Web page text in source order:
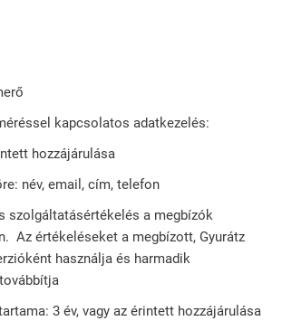
kapcsolatos adatkezelés:
hozzájárulása
név, email, cím, telefon
szolgáltatásértékelés a megbízók
Az értékeléseket a megbízott, Gyurátz
használja és harmadik
3 év, vagy az érintett hozzájárulása